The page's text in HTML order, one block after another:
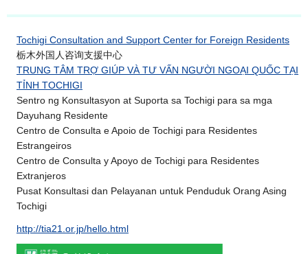
Tochigi Consultation and Support Center for Foreign Residents
栃木外国人咨询支援中心
TRUNG TÂM TRỢ GIÚP VÀ TƯ VẤN NGƯỜI NGOẠI QUỐC TẠI
TỈNH TOCHIGI
Sentro ng Konsultasyon at Suporta sa Tochigi para sa mga
Dayuhang Residente
Centro de Consulta e Apoio de Tochigi para Residentes
Estrangeiros
Centro de Consulta y Apoyo de Tochigi para Residentes
Extranjeros
Pusat Konsultasi dan Pelayanan untuk Penduduk Orang Asing
Tochigi
http://tia21.or.jp/hello.html